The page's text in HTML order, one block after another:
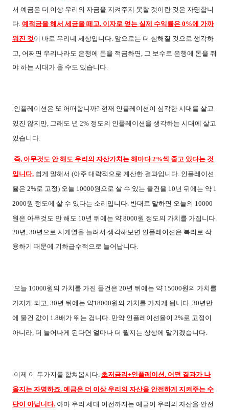
서 예금은 더 이상 우리의 자금을 지켜주지 못할 것이란 것은 자명합니
다 예적금을 해서 세금을 떼고, 이자로 얻는 실제 수익률은 0%에 가까
워진 것이 바로 우리네 세상입니다 앞으로는 더 심해질 것으로 생각하
고 어쩌면 우리나라도 은행에 돈을 적금하면
그 보수로 은행에 돈을 줘
야 하는 시대가 올 수도 있습니다
인플레이션은 또 어떠합니까? 현재 인플레이션이 심각한 시대를 살고
있진 않지만 그래도 년 2% 정도의 인플레이션을 생각하는 시대에 살고
있습니다
즉, 아무것도 안 해도 우리의 자산가치는 해마다 2%씩 줄고 있다는 것
입니다. 쉽게 말해서 (아주 대략적으로 계산한 결과입니다 인플레이션
율은 2%로 고정) 오늘 10000원으로 살 수 있는 물건을 10년 뒤에는 약 1
2000원 정도에 살 수 있다는 소리입니다 반대로 말하면 오늘의 10000
원은 아무것도 안 해도 10년 뒤에는 약 8000원 정도의 가치를 가집니다
20년 , 30년으로 시계열을 늘려서 생각해보면 인플레이션은 복리로 작
용하기 때문에 기하급수적으로 늘어납니다
오늘 10000원의 가치를 가진 물건은 20년 뒤에는 약 15000원의 가치를
가지게 되고 , 30년 뒤에는 약18000원의 가치를 가지게 됩니다 . 30년만
에 물건 값이 1.8배가 뛰는 겁니다 만약 인플레이션율이 2%로 고정이
아니라 더 늘어나게 된다면 얼마나 더 뛸지는 상상에 맡기겠습니다
이제 이 두가지를 합쳐봅시다 초저금리 +인플레이션 . 어떤 결과가 나
올지는 자명하죠. 예금은 더 이상 우리의 자산을 안전하게 지켜주는 수
단이 아닙니다. 아마 우리 세대 이전까지는 예금이 우리의 자산을 안전